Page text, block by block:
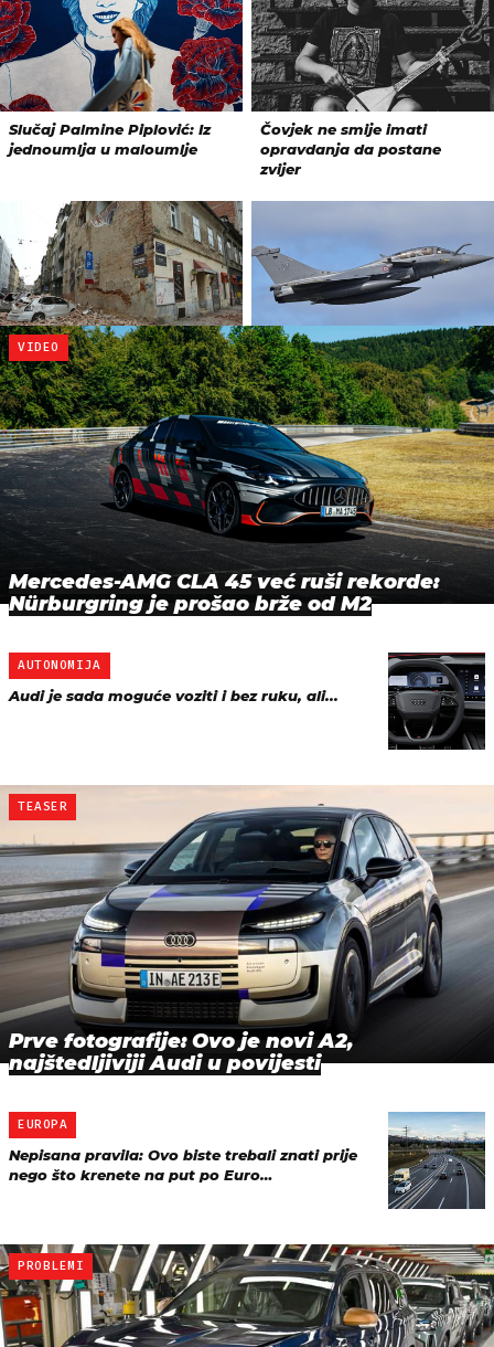
VIDEO
Mercedes-AMG CLA 45 već ruši rekorde:
Nürburgring je prošao brže od M2
AUTONOMIJA
Audi je sada moguće voziti i bez ruku, ali...
TEASER
Prve fotografije: Ovo je novi A2,
najštedljiviji Audi u povijesti
EUROPA
Nepisana pravila: Ovo biste trebali znati prije
nego što krenete na put po Euro…
PROBLEMI